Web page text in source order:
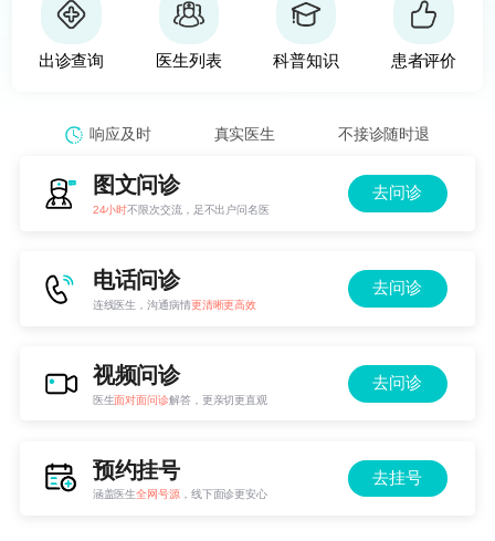
出诊查询 医生列表 科普知识 患者评价
响应及时 真实医生 不接诊随时退
图文问诊
24小时不限次交流，足不出户问名医
去问诊
电话问诊
连线医生，沟通病情更清晰更高效
去问诊
视频问诊
医生面对面问诊解答，更亲切更直观
去问诊
预约挂号
涵盖医生全网号源，线下面诊更安心
去挂号